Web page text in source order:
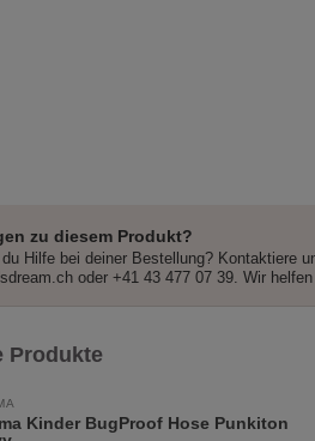
zu diesem Produkt?
Hilfe bei deiner Bestellung? Kontaktiere
oder +41 43 477 07 39. Wir
Produkte
Kinder BugProof Hose Punkiton